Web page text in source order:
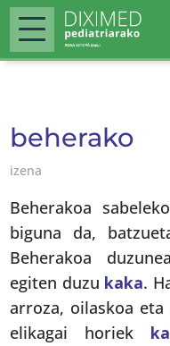
beherako
izena
Beherakoa
biguna da,
Beherakoa
egiten duzu kaka.
arroza, oilaskoa
elikagai horiek